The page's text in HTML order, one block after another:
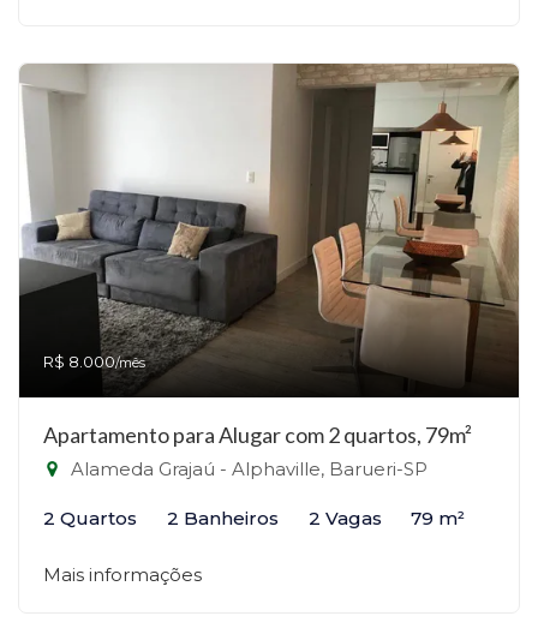
R$ 8.000/mês
Apartamento para Alugar com 2 quartos, 79m²
Alameda Grajaú - Alphaville, Barueri-SP
2 Quartos 2 Banheiros 2 Vagas 79 m²
Mais informações